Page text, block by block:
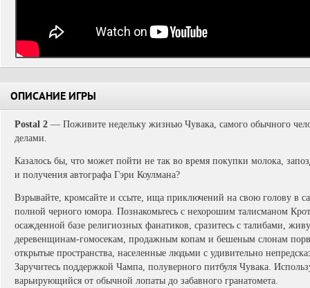
ОПИСАНИЕ ИГРЫ
Postal 2 — Поживите недельку жизнью Чувака, самого обычного
делами.
Казалось бы, что может пойти не так во время покупки молока,
и получения автографа Гэри Коулмана?
Взрывайте, кромсайте и ссыте, ища приключений на свою голову в
полной черного юмора. Познакомьтесь с нехорошим талисманом
осажденной базе религиозных фанатиков, сразитесь с талибами,
деревенщинам-гомосекам, продажным копам и бешеным слонам
открытые пространства, населенные людьми с удивительно
Заручитесь поддержкой Чампа, полуверного питбуля Чувака.
варьирующийся от обычной лопаты до забавного гранатомета.